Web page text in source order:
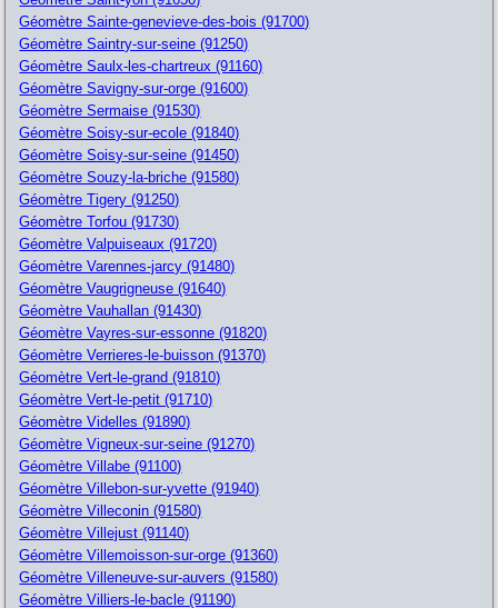
Géomètre Sainte-genevieve-des-bois (91700)
Géomètre Saintry-sur-seine (91250)
Géomètre Saulx-les-chartreux (91160)
Géomètre Savigny-sur-orge (91600)
Géomètre Sermaise (91530)
Géomètre Soisy-sur-ecole (91840)
Géomètre Soisy-sur-seine (91450)
Géomètre Souzy-la-briche (91580)
Géomètre Tigery (91250)
Géomètre Torfou (91730)
Géomètre Valpuiseaux (91720)
Géomètre Varennes-jarcy (91480)
Géomètre Vaugrigneuse (91640)
Géomètre Vauhallan (91430)
Géomètre Vayres-sur-essonne (91820)
Géomètre Verrieres-le-buisson (91370)
Géomètre Vert-le-grand (91810)
Géomètre Vert-le-petit (91710)
Géomètre Videlles (91890)
Géomètre Vigneux-sur-seine (91270)
Géomètre Villabe (91100)
Géomètre Villebon-sur-yvette (91940)
Géomètre Villeconin (91580)
Géomètre Villejust (91140)
Géomètre Villemoisson-sur-orge (91360)
Géomètre Villeneuve-sur-auvers (91580)
Géomètre Villiers-le-bacle (91190)